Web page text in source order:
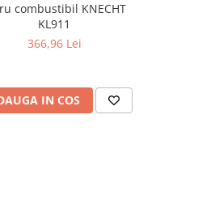
combustibil KNECHT
KL911
366,96 Lei
IN COS